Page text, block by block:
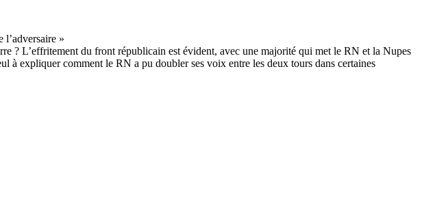
? L’effritement du front républicain est évident, avec une majorité qui met le RN et la Nupes
à expliquer comment le RN a pu doubler ses voix entre les deux tours dans certaines